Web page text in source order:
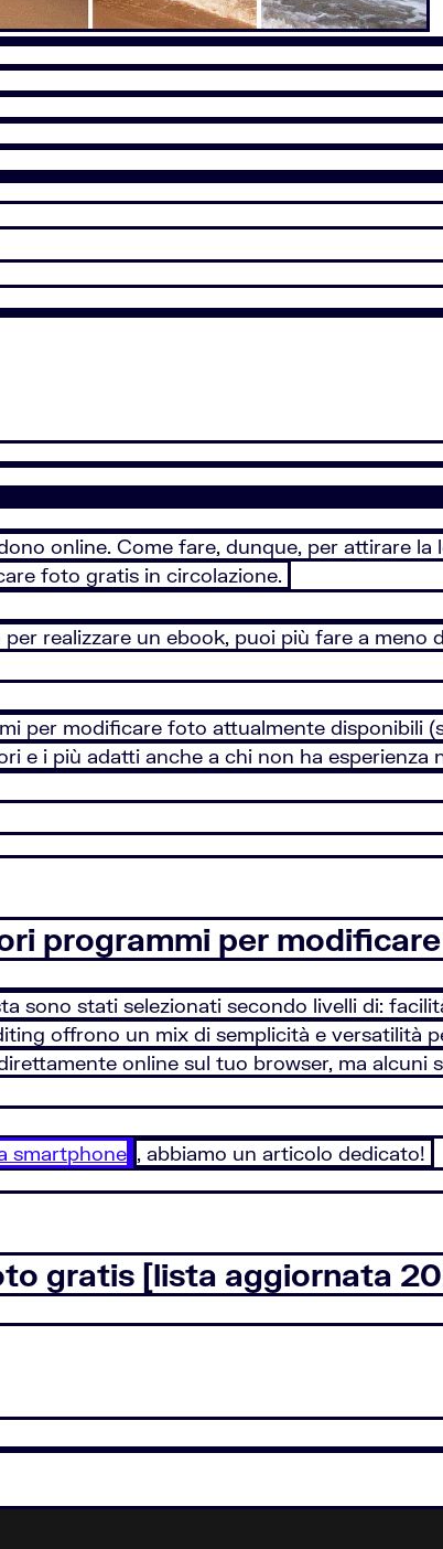
online. Come fare, dunque, per attirare
foto gratis in circolazione.
per realizzare un ebook, puoi più fare a
per modificare foto attualmente disponibili
e i più adatti anche a chi non ha esperienza
programmi per
sono stati selezionati secondo livelli di:
offrono un mix di semplicità e versatilità
online sul tuo browser, ma alcuni
smartphone , abbiamo un articolo dedicato!
gratis [lista aggiornata